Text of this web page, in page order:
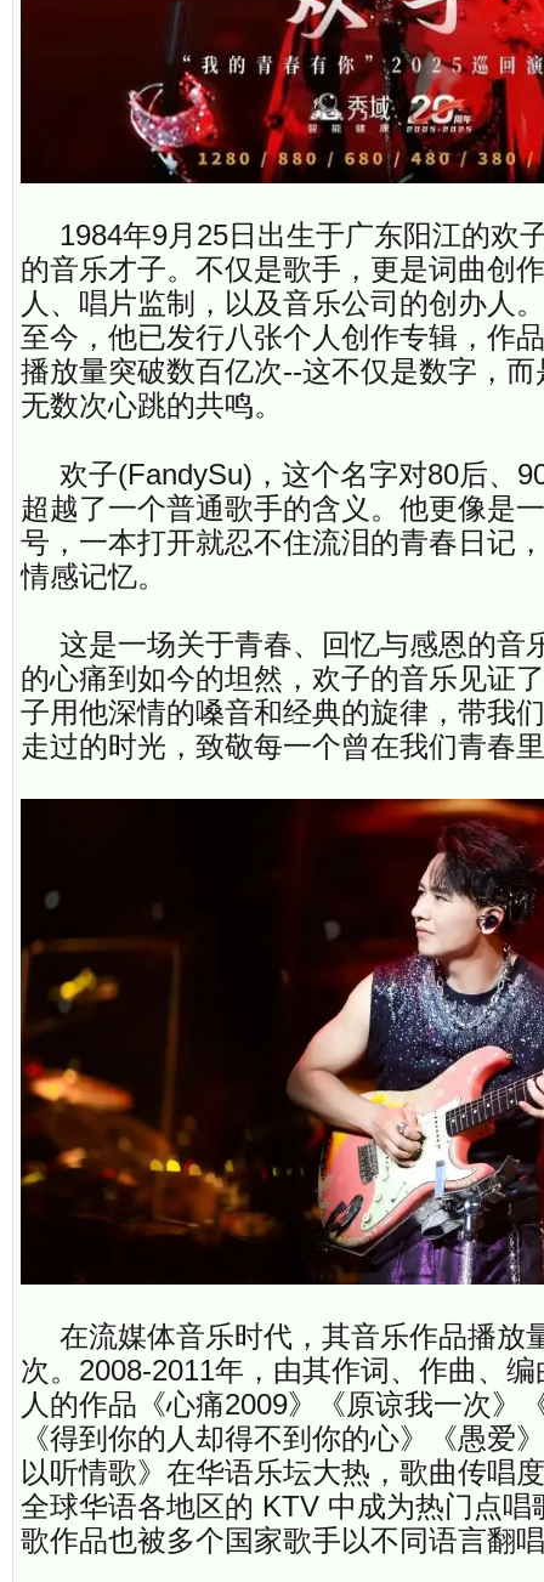
1984年9月25日出生于广东阳江的欢
的音乐才子。不仅是歌手，更是词曲创
人、唱片监制，以及音乐公司的创办人
至今，他已发行八张个人创作专辑，作
播放量突破数百亿次--这不仅是数字，
无数次心跳的共鸣。
欢子(FandySu)，这个名字对80后、
超越了一个普通歌手的含义。他更像是
号，一本打开就忍不住流泪的青春日记
情感记忆。
这是一场关于青春、回忆与感恩的音
的心痛到如今的坦然，欢子的音乐见证
子用他深情的嗓音和经典的旋律，带我
走过的时光，致敬每一个曾在我们青春
在流媒体音乐时代，其音乐作品播放
次。2008-2011年，由其作词、作曲、
人的作品《心痛2009》《原谅我一次》
《得到你的人却得不到你的心》《愚爱
以听情歌》在华语乐坛大热，歌曲传唱
全球华语各地区的 KTV 中成为热门点唱
歌作品也被多个国家歌手以不同语言翻